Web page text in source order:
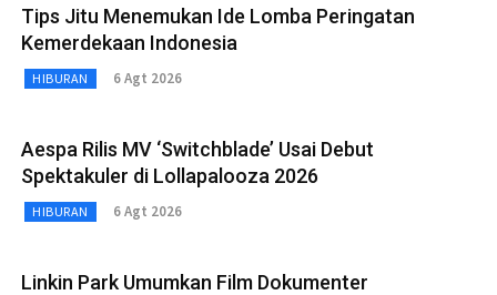
Tips Jitu Menemukan Ide Lomba Peringatan
Kemerdekaan Indonesia
HIBURAN 6 Agt 2026
Aespa Rilis MV ‘Switchblade’ Usai Debut
Spektakuler di Lollapalooza 2026
HIBURAN 6 Agt 2026
Linkin Park Umumkan Film Dokumenter